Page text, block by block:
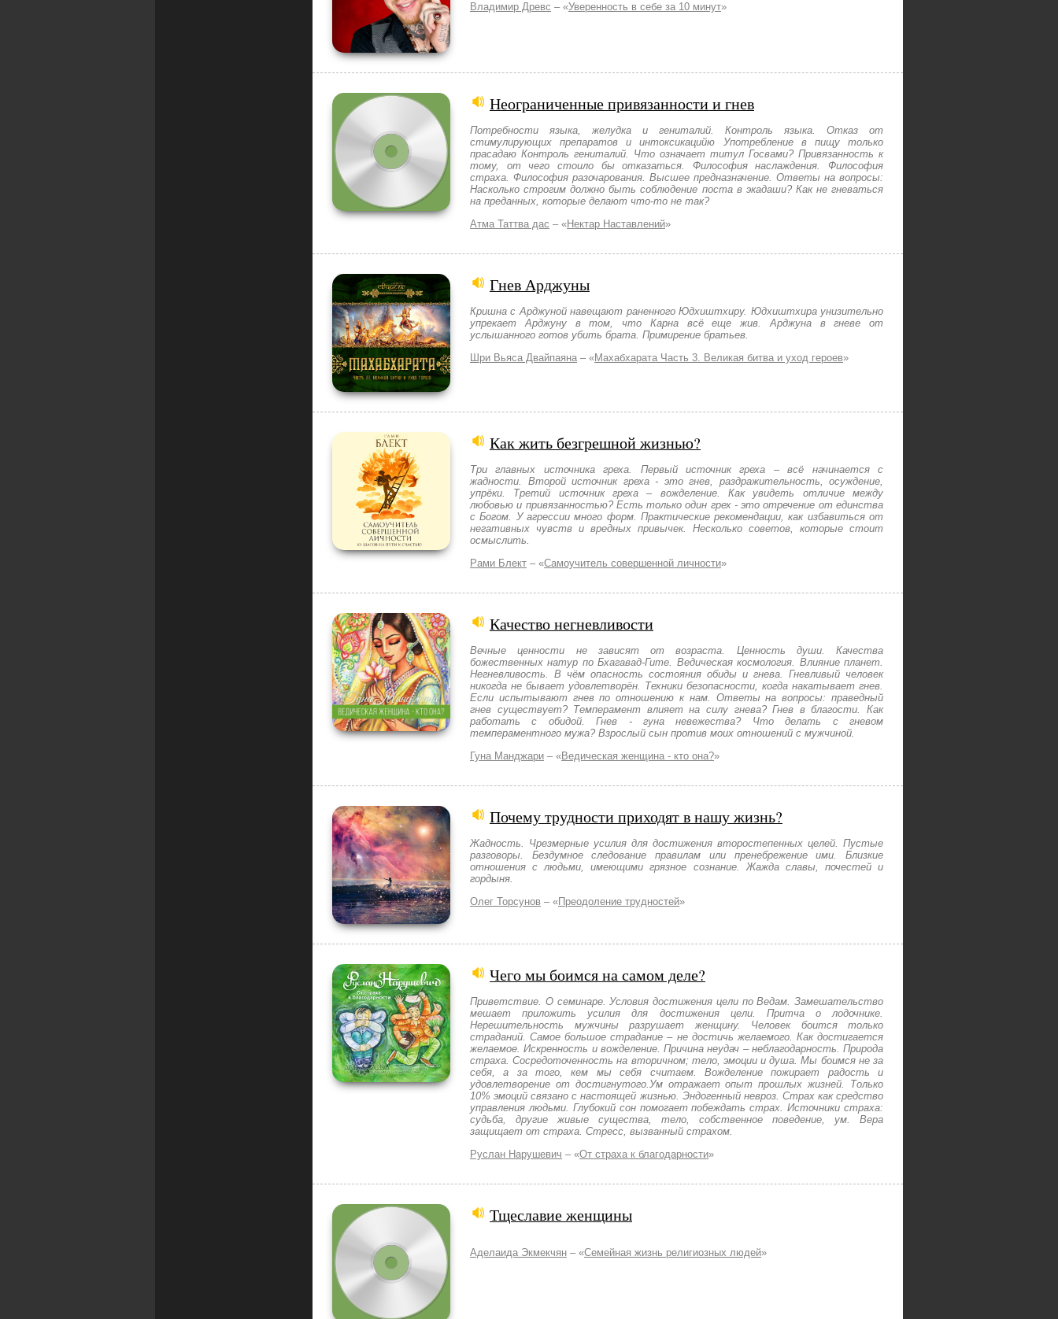
Владимир Древс – «Уверенность в себе за 10 минут»
Неограниченные привязанности и гнев
Потребности языка, желудка и гениталий. Контроль языка. Отказ от
стимулирующих препаратов и интоксикацийю Употребление в пищу только
прасадаю Контроль гениталий. Что означает титул Госвами? Привязанность к
тому, от чего стоило бы отказаться. Философия наслаждения. Философия
страха. Философия разочарования. Высшее предназначение. Ответы на вопросы:
Насколько строгим должно быть соблюдение поста в экадаши? Как не гневаться
на преданных, которые делают что-то не так?
Атма Таттва дас – «Нектар Наставлений»
Гнев Арджуны
Кришна с Арджуной навещают раненного Юдхиштхиру. Юдхиштхира унизительно
упрекает Арджуну в том, что Карна всё еще жив. Арджуна в гневе от
услышанного готов убить брата. Примирение братьев.
Шри Вьяса Двайпаяна – «Махабхарата Часть 3. Великая битва и уход героев»
Как жить безгрешной жизнью?
Три главных источника греха. Первый источник греха – всё начинается с
жадности. Второй источник греха - это гнев, раздражительность, осуждение,
упрёки. Третий источник греха – вожделение. Как увидеть отличие между
любовью и привязанностью? Есть только один грех - это отречение от единства
с Богом. У агрессии много форм. Практические рекомендации, как избавиться от
негативных чувств и вредных привычек. Несколько советов, которые стоит
осмыслить.
Рами Блект – «Самоучитель совершенной личности»
Качество негневливости
Вечные ценности не зависят от возраста. Ценность души. Качества
божественных натур по Бхагавад-Гите. Ведическая космология. Влияние планет.
Негневливость. В чём опасность состояния обиды и гнева. Гневливый человек
никогда не бывает удовлетворён. Техники безопасности, когда накатывает гнев.
Если испытывают гнев по отношению к нам. Ответы на вопросы: праведный
гнев существует? Темперамент влияет на силу гнева? Гнев в благости. Как
работать с обидой. Гнев - гуна невежества? Что делать с гневом
темпераментного мужа? Взрослый сын против моих отношений с мужчиной.
Гуна Манджари – «Ведическая женщина - кто она?»
Почему трудности приходят в нашу жизнь?
Жадность. Чрезмерные усилия для достижения второстепенных целей. Пустые
разговоры. Бездумное следование правилам или пренебрежение ими. Близкие
отношения с людьми, имеющими грязное сознание. Жажда славы, почестей и
гордыня.
Олег Торсунов – «Преодоление трудностей»
Чего мы боимся на самом деле?
Приветствие. О семинаре. Условия достижения цели по Ведам. Замешательство
мешает приложить усилия для достижения цели. Притча о лодочнике.
Нерешительность мужчины разрушает женщину. Человек боится только
страданий. Самое большое страдание – не достичь желаемого. Как достигается
желаемое. Искренность и вожделение. Причина неудач – неблагодарность. Природа
страха. Сосредоточенность на вторичном; тело, эмоции и душа. Мы боимся не за
себя, а за того, кем мы себя считаем. Вожделение пожирает радость и
удовлетворение от достигнутого.Ум отражает опыт прошлых жизней. Только
10% эмоций связано с настоящей жизнью. Эндогенный невроз. Страх как средство
управления людьми. Глубокий сон помогает побеждать страх. Источники страха:
судьба, другие живые существа, тело, собственное поведение, ум. Вера
защищает от страха. Стресс, вызванный страхом.
Руслан Нарушевич – «От страха к благодарности»
Тщеславие женщины
Аделаида Экмекчян – «Cемейная жизнь религиозных людей»